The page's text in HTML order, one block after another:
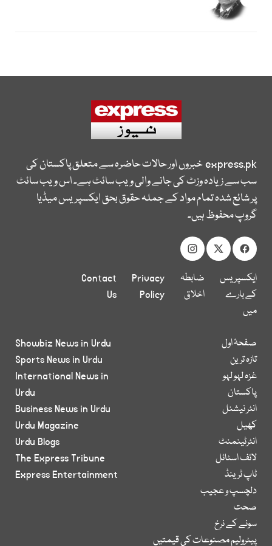
express.pkخبروں اور حالات حاضرہ سے متعلق پاکستان کی
سب سے زیادہ وزٹ کی جانے والی ویب سائٹ ہے۔ اس ویب سائٹ
پر شائع شدہ تمام مواد کے جملہ حقوق بحق ایکسپریس میڈیا
گروپ محفوظ ہیں۔
ایکسپریس
کے بارے
میں
ضابطہ
اخلاق
Privacy
Policy
Contact
Us
صفحۂ اول
تازہ ترین
غزہ لہو لہو
پاکستان
انٹر نیشنل
کھیل
انٹرٹینمنٹ
لائف اسٹائل
ٹاپ ٹرینڈ
دلچسپ و عجیب
صحت
سونے کے نرخ
پیٹرولیم مصنوعات کی قیمتیں
Showbiz News in Urdu
Sports News in Urdu
International News in
Urdu
Business News in Urdu
Urdu Magazine
Urdu Blogs
The Express Tribune
Express Entertainment